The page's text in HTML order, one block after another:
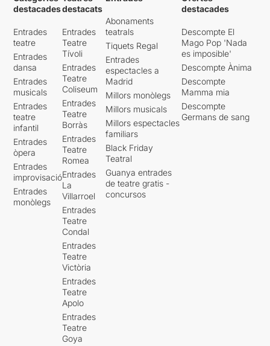
destacades
Entrades
teatre
Entrades
dansa
Entrades
musicals
Entrades
teatre
infantil
Entrades
òpera
Entrades
improvisació
Entrades
monòlegs
destacats
Entrades
Teatre
Tívoli
Entrades
Teatre
Coliseum
Entrades
Teatre
Borràs
Entrades
Teatre
Romea
Entrades
La
Villarroel
Entrades
Teatre
Condal
Entrades
Teatre
Victòria
Entrades
Teatre
Apolo
Entrades
Teatre
Goya
Abonaments
teatrals
Tiquets Regal
Entrades
espectacles a
Madrid
Millors monòlegs
Millors musicals
Millors espectacles
familiars
Black Friday
Teatral
Guanya entrades
de teatre gratis -
concursos
destacades
Descompte El
Mago Pop 'Nada
es imposible'
Descompte Ànima
Descompte
Mamma mia
Descompte
Germans de sang